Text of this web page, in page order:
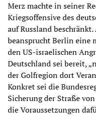
Merz machte in seiner
Kriegsoffensive des
auf Russland
beansprucht Berlin eine
den US-israelischen
Deutschland sei bereit,
der Golfregion dort
Konkret sei die
Sicherung der Straße
die Voraussetzungen